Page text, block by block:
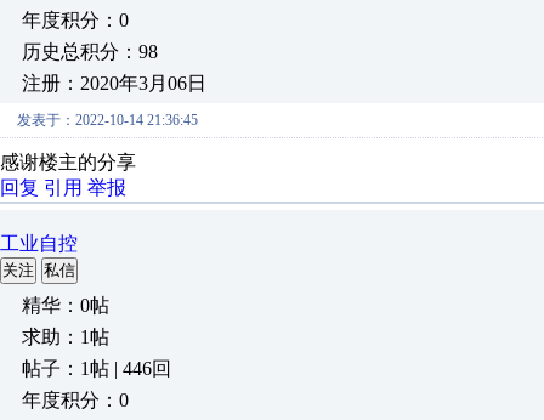
年度积分：0
历史总积分：98
注册：2020年3月06日
发表于：2022-10-14 21:36:45
感谢楼主的分享
回复 引用 举报
工业自控
关注 私信
精华：0帖
求助：1帖
帖子：1帖 | 446回
年度积分：0